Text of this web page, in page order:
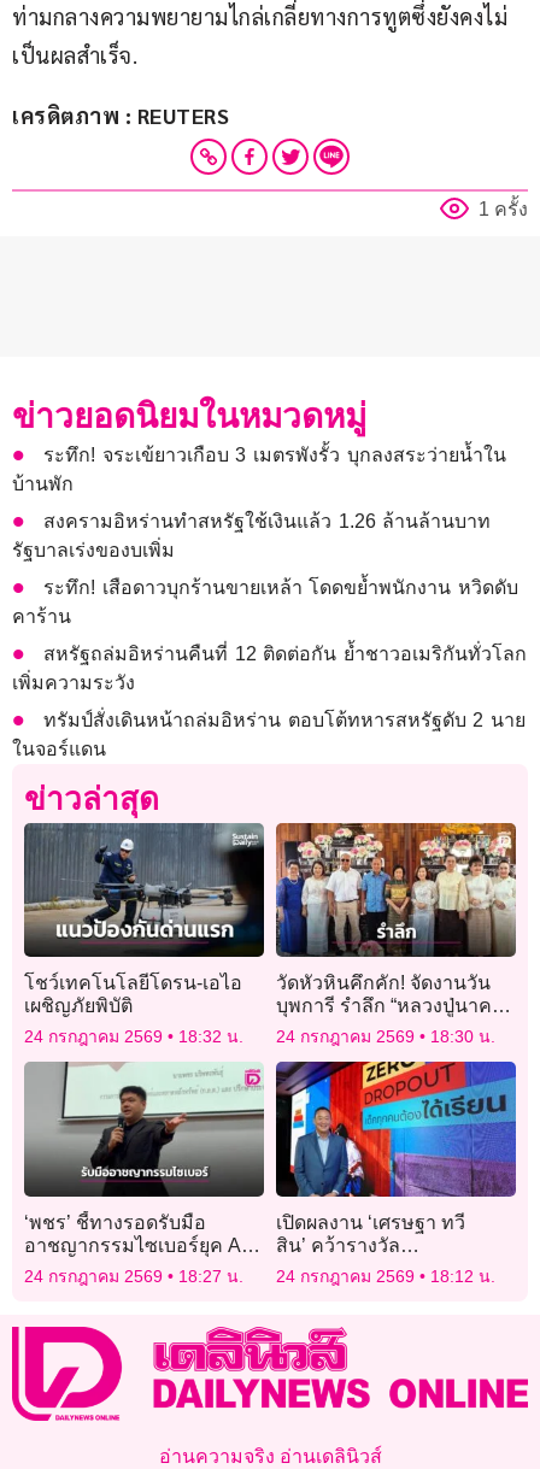
ท่ามกลางความพยายามไกล่เกลี่ยทางการทูตซึ่งยังคงไม่
เป็นผลสำเร็จ.
เครดิตภาพ : REUTERS
1 ครั้ง
ข่าวยอดนิยมในหมวดหมู่
ระทึก! จระเข้ยาวเกือบ 3 เมตรพังรั้ว บุกลงสระว่ายน้ำใน
บ้านพัก
สงครามอิหร่านทำสหรัฐใช้เงินแล้ว 1.26 ล้านล้านบาท
รัฐบาลเร่งของบเพิ่ม
ระทึก! เสือดาวบุกร้านขายเหล้า โดดขย้ำพนักงาน หวิดดับ
คาร้าน
สหรัฐถล่มอิหร่านคืนที่ 12 ติดต่อกัน ย้ำชาวอเมริกันทั่วโลก
เพิ่มความระวัง
ทรัมป์สั่งเดินหน้าถล่มอิหร่าน ตอบโต้ทหารสหรัฐดับ 2 นาย
ในจอร์แดน
ข่าวล่าสุด
โชว์เทคโนโลยีโดรน-เอไอ
เผชิญภัยพิบัติ
24 กรกฎาคม 2569 18:32 น.
วัดหัวหินคึกคัก! จัดงานวัน
บุพการี รำลึก “หลวงปู่นาค”
เกจิดังครบรอบ 92 ปี
24 กรกฎาคม 2569 18:30 น.
‘พชร’ ชี้ทางรอดรับมือ
อาชญากรรมไซเบอร์ยุค AI
ถอดบทเรียนปราบคอล
เซ็นเตอร์
24 กรกฎาคม 2569 18:27 น.
เปิดผลงาน ‘เศรษฐา ทวี
สิน’ คว้ารางวัล
เกียรติยศ Thailand Zero
Dropout
24 กรกฎาคม 2569 18:12 น.
อ่านความจริง อ่านเดลินิวส์